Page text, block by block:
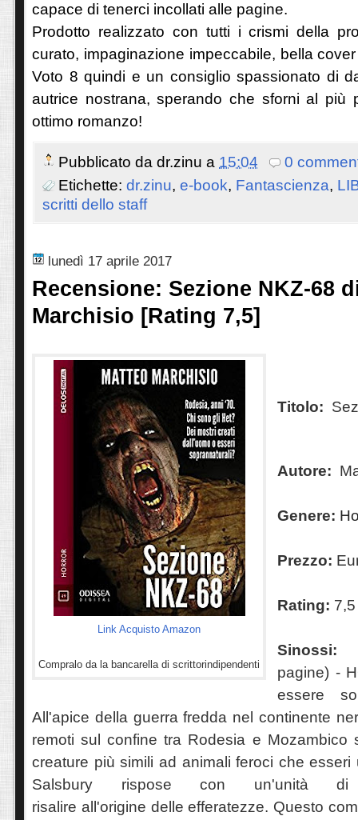
capace di tenerci incollati alle pagine.
Prodotto realizzato con tutti i crismi della
curato, impaginazione impeccabile, bella
Voto 8 quindi e un consiglio spassionato di
autrice nostrana, sperando che sforni al più
ottimo romanzo!
Pubblicato da dr.zinu a 15:04
0
Etichette: dr.zinu, e-book, Fantascienza,
scritti dello staff
lunedì 17 aprile 2017
Recensione: Sezione NKZ-68
Marchisio [Rating 7,5]
Link Acquisto Amazon
Compralo da la bancarella di scrittorindipendenti
Titolo:
Autore:
Genere:
Prezzo:
Rating: 7,5
pagine) -
essere
All'apice della guerra fredda nel continente
remoti sul confine tra Rodesia e Mozambico
creature più simili ad animali feroci che esseri
Salsbury rispose con un'unità di
risalire all'origine delle efferatezze. Questo